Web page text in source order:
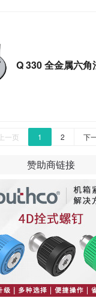
Q 330 全金属六
上一页 1 2 下
赞助商链接